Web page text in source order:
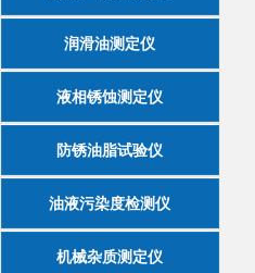
润滑油测定仪
液相锈蚀测定仪
防锈油脂试验仪
油液污染度检测仪
机械杂质测定仪